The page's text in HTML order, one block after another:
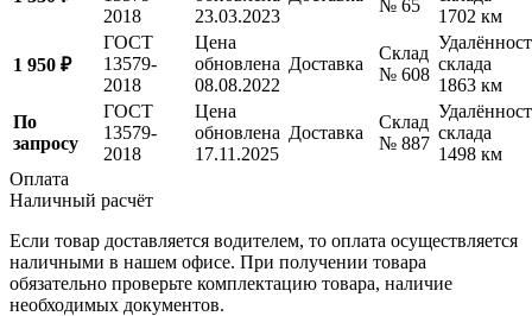
2018
23.03.2023
№ 65
1702 км
1 950 ₽
ГОСТ
13579-
2018
Цена
обновлена
08.08.2022
Доставка
Склад
№ 608
склада
1863 км
По
запросу
ГОСТ
13579-
2018
Цена
обновлена
17.11.2025
Доставка
Склад
№ 887
склада
1498 км
Оплата
Наличный расчёт
Если товар доставляется водителем, то оплата осуществляется
наличными в нашем офисе. При получении товара
обязательно проверьте комплектацию товара, наличие
необходимых документов.